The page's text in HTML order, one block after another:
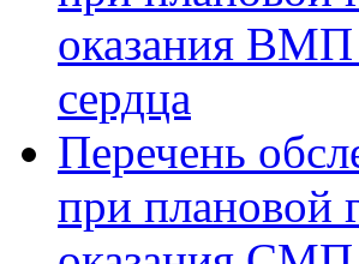
оказания ВМП
сердца
Перечень
при плановой